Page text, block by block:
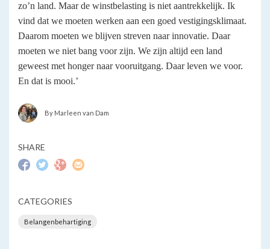
zo’n land. Maar de winstbelasting is niet aantrekkelijk. Ik
vind dat we moeten werken aan een goed vestigingsklimaat.
Daarom moeten we blijven streven naar innovatie. Daar
moeten we niet bang voor zijn. We zijn altijd een land
geweest met honger naar vooruitgang. Daar leven we voor.
En dat is mooi.’
By Marleen van Dam
SHARE
CATEGORIES
Belangenbehartiging